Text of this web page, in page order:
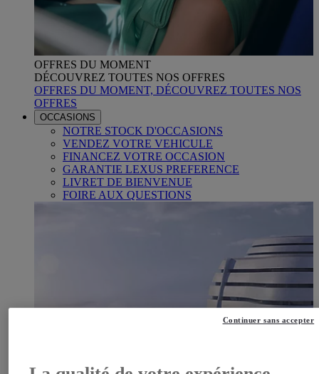
OFFRES DU MOMENT
DÉCOUVREZ TOUTES NOS OFFRES
OFFRES DU MOMENT, DÉCOUVREZ TOUTES NOS
OFFRES
OCCASIONS
NOTRE STOCK D'OCCASIONS
VENDEZ VOTRE VEHICULE
FINANCEZ VOTRE OCCASION
GARANTIE LEXUS PREFERENCE
LIVRET DE BIENVENUE
FOIRE AUX QUESTIONS
Continuer sans accepter